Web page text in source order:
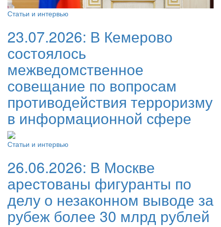
Статьи и интервью
23.07.2026: В Кемерово
состоялось
межведомственное
совещание по вопросам
противодействия терроризму
в информационной сфере
Статьи и интервью
26.06.2026: В Москве
арестованы фигуранты по
делу о незаконном выводе за
рубеж более 30 млрд рублей